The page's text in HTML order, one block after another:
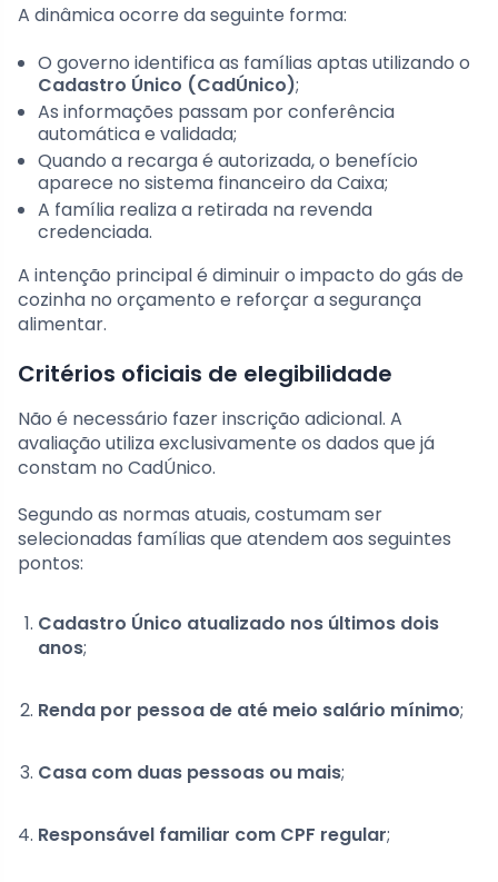
A dinâmica ocorre da seguinte forma:
O governo identifica as famílias aptas utilizando o
Cadastro Único (CadÚnico);
As informações passam por conferência
automática e validada;
Quando a recarga é autorizada, o benefício
aparece no sistema financeiro da Caixa;
A família realiza a retirada na revenda
credenciada.
A intenção principal é diminuir o impacto do gás de
cozinha no orçamento e reforçar a segurança
alimentar.
Critérios oficiais de elegibilidade
Não é necessário fazer inscrição adicional. A
avaliação utiliza exclusivamente os dados que já
constam no CadÚnico.
Segundo as normas atuais, costumam ser
selecionadas famílias que atendem aos seguintes
pontos:
Cadastro Único atualizado nos últimos dois
anos;
Renda por pessoa de até meio salário mínimo;
Casa com duas pessoas ou mais;
Responsável familiar com CPF regular;